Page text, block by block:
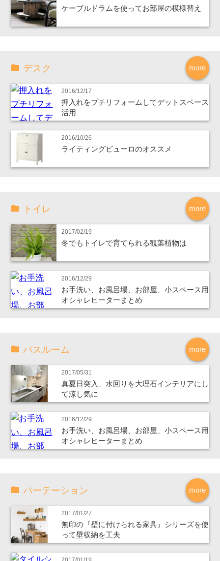
ケーブルドラムを使ってお部屋の模様替え
more
デスク
2016/12/17
押入れをプチリフォームしてデットスペース
活用
2016/10/26
ライティングビューロのオススメ
more
トイレ
2017/02/19
冬でもトイレで育てられる観葉植物は
2016/12/29
お手洗い、お風呂場、お部屋、小スペース用
オシャレヒーターまとめ
more
バスルーム
2017/05/31
真夏日突入、水回りを大理石インテリアにし
て涼し気に
2016/12/29
お手洗い、お風呂場、お部屋、小スペース用
オシャレヒーターまとめ
more
パーテーション
2017/01/27
無印の『壁に付けられる家具』シリーズを使
って壁収納を工夫